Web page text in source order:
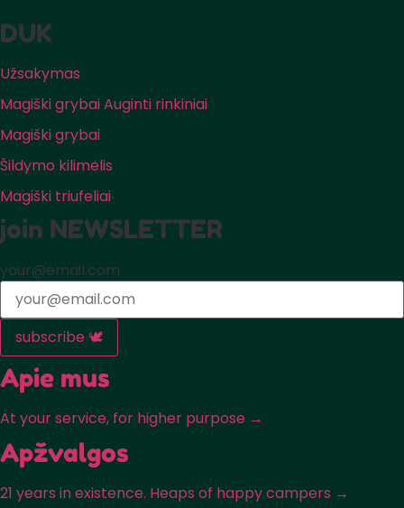
DUK
Užsakymas
Magiški grybai Auginti rinkiniai
Magiški grybai
Šildymo kilimėlis
Magiški triufeliai
join NEWSLETTER
your@email.com
subscribe 🕊️
Apie mus
At your service, for higher purpose →
Apžvalgos
21 years in existence. Heaps of happy campers →